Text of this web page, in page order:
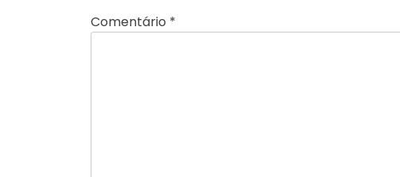
Comentário *